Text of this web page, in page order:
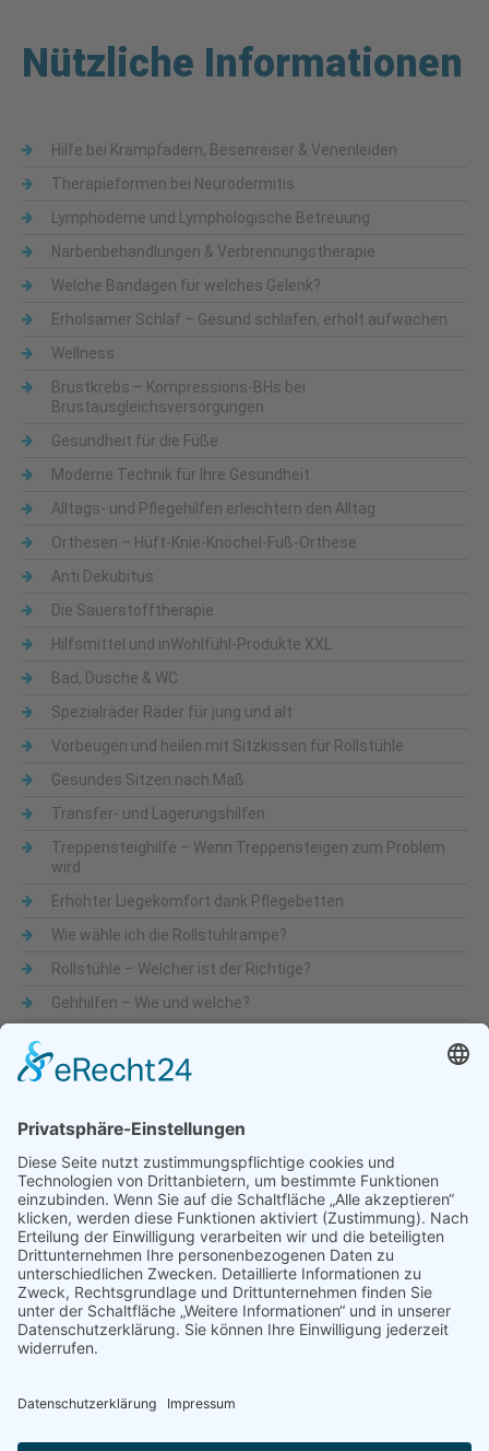
Nützliche Informationen
Hilfe bei Krampfadern, Besenreiser & Venenleiden
Therapieformen bei Neurodermitis
Lymphödeme und Lymphologische Betreuung
Narbenbehandlungen & Verbrennungstherapie
Welche Bandagen für welches Gelenk?
Erholsamer Schlaf – Gesund schlafen, erholt aufwachen
Wellness
Brustkrebs – Kompressions-BHs bei
Brustausgleichsversorgungen
Gesundheit für die Füße
Moderne Technik für Ihre Gesundheit
Alltags- und Pflegehilfen erleichtern den Alltag
Orthesen – Hüft-Knie-Knöchel-Fuß-Orthese
Anti Dekubitus
Die Sauerstofftherapie
Hilfsmittel und inWohlfühl-Produkte XXL
Bad, Dusche & WC
Spezialräder Räder für jung und alt
Vorbeugen und heilen mit Sitzkissen für Rollstühle
Gesundes Sitzen nach Maß
Transfer- und Lagerungshilfen
Treppensteighilfe – Wenn Treppensteigen zum Problem
wird
Erhöhter Liegekomfort dank Pflegebetten
Wie wähle ich die Rollstuhlrampe?
Rollstühle – Welcher ist der Richtige?
Gehhilfen – Wie und welche?
Beliebte Themen
Adaptionsmöglichkeit Aktiv-Rollstühle Alltagshilfen Alltagshilfen
für die Küche Automatische Türöffner Bad Bandscheibe Besteck
Bettenmachen
Bewegungseingeschränkung
druckentlastende Matratze Dusche & WC Fixierbrett
Füße Gehfähigkeit
Lendenbogen Liegelage mobile Treppensteighilfe